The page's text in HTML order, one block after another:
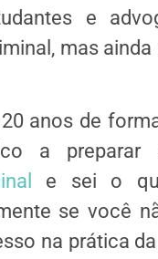
e
mas ainda
anos de
a preparar
e sei o
se você
na prática